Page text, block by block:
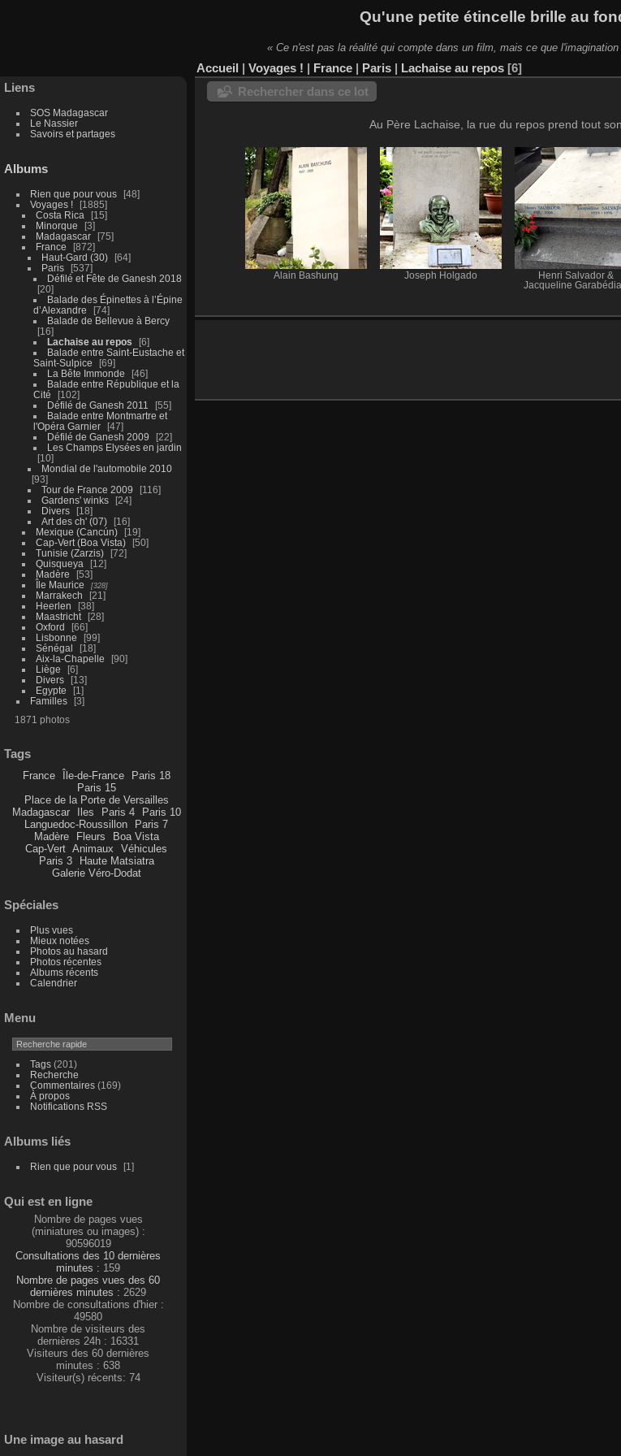
Qu'une petite étincelle brille au
« Ce n'est pas la réalité qui compte dans un film, mais ce que
Liens
SOS Madagascar
Le Nassier
Savoirs et partages
Albums
Rien que pour vous
48
Voyages !
1885
Costa Rica
15
Minorque
3
Madagascar
75
France
872
Haut-Gard (30)
64
Paris
537
Défilé et Fête de Ganesh 2018
20
Balade des Épinettes à l’Épine
d’Alexandre
74
Balade de Bellevue à Bercy
16
Lachaise au repos
6
Balade entre Saint-Eustache et
Saint-Sulpice
69
La Bête Immonde
46
Balade entre République et la
Cité
102
Défilé de Ganesh 2011
55
Balade entre Montmartre et
l'Opéra Garnier
47
Défilé de Ganesh 2009
22
Les Champs Elysées en jardin
10
Mondial de l'automobile 2010
93
Tour de France 2009
116
Gardens' winks
24
Divers
18
Art des ch' (07)
16
Mexique (Cancún)
19
Cap-Vert (Boa Vista)
50
Tunisie (Zarzis)
72
Quisqueya
12
Madère
53
Île Maurice
328
Marrakech
21
Heerlen
38
Maastricht
28
Oxford
66
Lisbonne
99
Sénégal
18
Aix-la-Chapelle
90
Liège
6
Divers
13
Egypte
1
Familles
3
1871 photos
Tags
France Île-de-France
Paris 18
Paris 15
Place de la Porte de Versailles
Madagascar
Iles Paris 4
Paris 10
Languedoc-Roussillon
Paris 7
Madère
Fleurs
Boa Vista
Cap-Vert Animaux
Véhicules
Paris 3
Haute Matsiatra
Galerie Véro-Dodat
Spéciales
Plus vues
Mieux notées
Photos au hasard
Photos récentes
Albums récents
Calendrier
Menu
Tags(201)
Recherche
Commentaires(169)
À propos
Notifications RSS
Albums liés
Rien que pour vous 1
Qui est en ligne
Nombre de pages vues
(miniatures ou images) :
90596019
Consultations des 10 dernières
minutes : 159
Nombre de pages vues des 60
dernières minutes : 2629
Nombre de consultations d'hier :
49580
Nombre de visiteurs des
dernières 24h : 16331
Visiteurs des 60 dernières
minutes : 638
Visiteur(s) récents: 74
Une image au hasard
Accueil | Voyages ! | France | Paris | Lachaise au repos 6
Rechercher dans ce lot
Au Père Lachaise, la rue du repos prend tout
Alain Bashung Joseph Holgado
Henri Salvador &
Jacqueline